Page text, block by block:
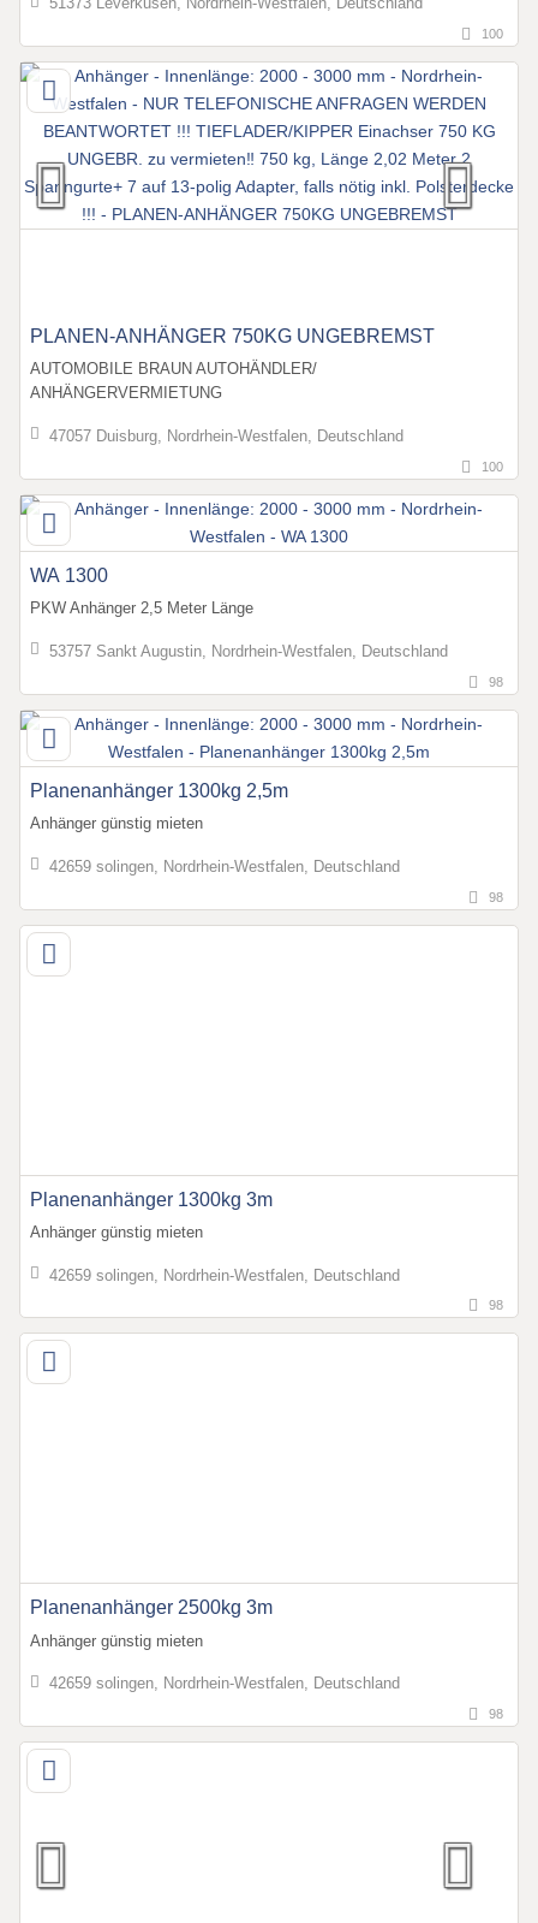
100
PLANEN-ANHÄNGER 750KG UNGEBREMST
AUTOMOBILE BRAUN AUTOHÄNDLER/
ANHÄNGERVERMIETUNG
47057 Duisburg, Nordrhein-Westfalen, Deutschland
100
WA 1300
PKW Anhänger 2,5 Meter Länge
53757 Sankt Augustin, Nordrhein-Westfalen, Deutschland
98
Planenanhänger 1300kg 2,5m
Anhänger günstig mieten
42659 solingen, Nordrhein-Westfalen, Deutschland
98
Planenanhänger 1300kg 3m
Anhänger günstig mieten
42659 solingen, Nordrhein-Westfalen, Deutschland
98
Planenanhänger 2500kg 3m
Anhänger günstig mieten
42659 solingen, Nordrhein-Westfalen, Deutschland
98